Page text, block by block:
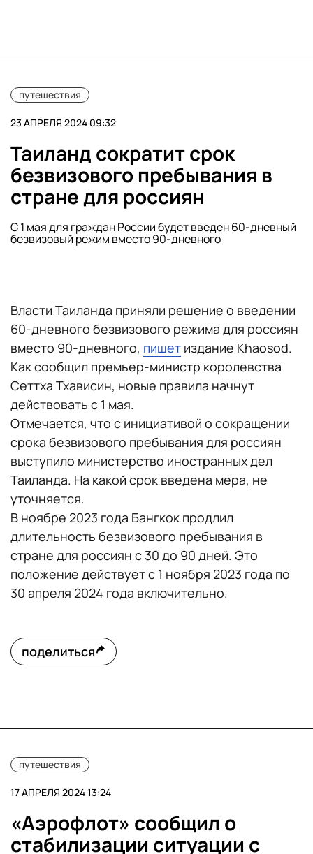
путешествия
23 АПРЕЛЯ 2024 09:32
Таиланд сократит срок
безвизового пребывания в
стране для россиян
С 1 мая для граждан России будет введен 60-дневный
безвизовый режим вместо 90-дневного
Власти Таиланда приняли решение о введении
60-дневного безвизового режима для россиян
вместо 90-дневного, пишет издание Khaosod.
Как сообщил премьер-министр королевства
Сеттха Тхависин, новые правила начнут
действовать с 1 мая.
Отмечается, что с инициативой о сокращении
срока безвизового пребывания для россиян
выступило министерство иностранных дел
Таиланда. На какой срок введена мера, не
уточняется.
В ноябре 2023 года Бангкок продлил
длительность безвизового пребывания в
стране для россиян с 30 до 90 дней. Это
положение действует с 1 ноября 2023 года по
30 апреля 2024 года включительно.
поделиться
путешествия
17 АПРЕЛЯ 2024 13:24
«Аэрофлот» сообщил о
стабилизации ситуации с